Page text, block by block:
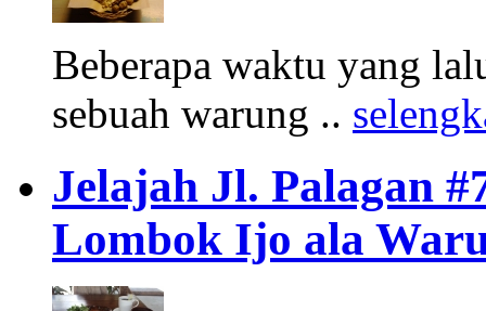
Beberapa waktu yang
sebuah warung ..
Jelajah Jl. Palagan
Lombok Ijo ala